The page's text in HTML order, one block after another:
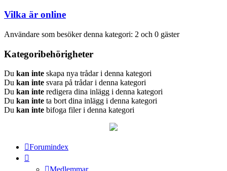
Vilka är online
Användare som besöker denna kategori: 2 och 0 gäster
Kategoribehörigheter
Du kan inte skapa nya trådar i denna kategori
Du kan inte svara på trådar i denna kategori
Du kan inte redigera dina inlägg i denna kategori
Du kan inte ta bort dina inlägg i denna kategori
Du kan inte bifoga filer i denna kategori
Forumindex